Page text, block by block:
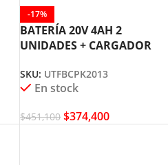
-17%
BATERÍA 20V 4AH 2
UNIDADES + CARGADOR
UTFBCPK2013
SKU: UTFBCPK2013
En stock
$451,100 $374,400